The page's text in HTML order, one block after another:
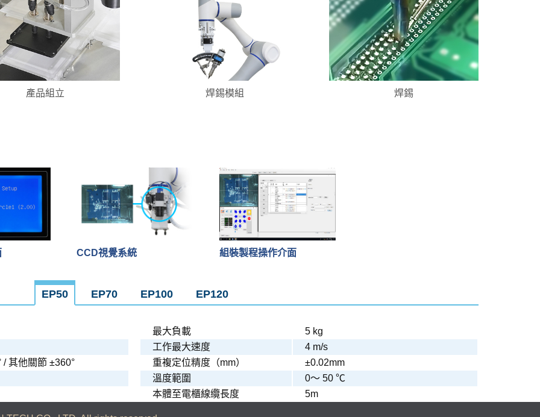
產品組立 焊錫模組 焊錫
CCD視覺系統 組裝製程操作介面
EP50 EP70 EP100 EP120
/ 其他關節 ±360°
最大負載
5 kg
工作最大速度
4 m/s
重複定位精度（mm）
±0.02mm
溫度範圍
0～ 50 ℃
本體至電櫃線纜長度
5m